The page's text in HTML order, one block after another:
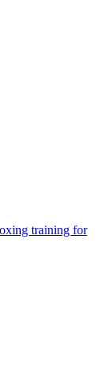
training for